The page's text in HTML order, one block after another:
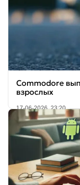
Commodore
взрослых
17-06-2026, 23:20